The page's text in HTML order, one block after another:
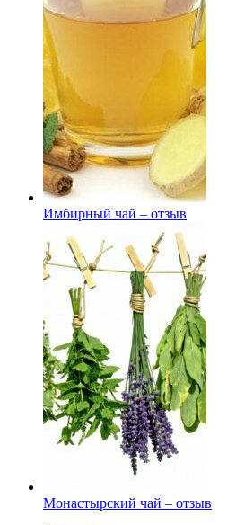
Имбирный чай – отзыв
Монастырский чай – отзыв